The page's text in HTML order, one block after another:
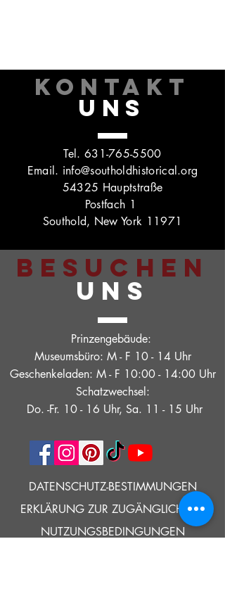
KONTAKT
UNS
Tel. 631-765-5500
Email. info@southoldhistorical.org
54325 Hauptstraße
Postfach 1
Southold, New York 11971
BESUCHEN
UNS
Prinzengebäude:
Museumsbüro: M - F 10 - 14 Uhr
Geschenkeladen: M - F 10:00 - 14:00 Uhr
Schatzwechsel:
Do. -Fr. 10 - 16 Uhr, Sa. 11 - 15 Uhr
DATENSCHUTZ-BESTIMMUNGEN
ERKLÄRUNG ZUR ZUGÄNGLICHKEIT
NUTZUNGSBEDINGUNGEN